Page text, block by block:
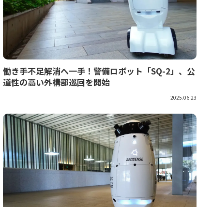
働き手不足解消へ一手！警備ロボット「SQ-2」、公
道性の高い外構部巡回を開始
2025.06.23